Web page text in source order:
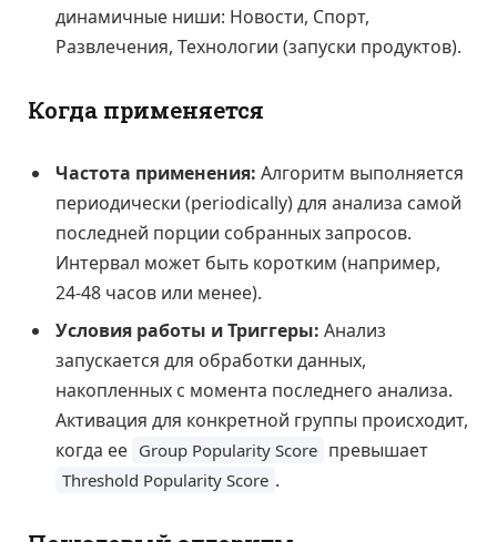
динамичные ниши: Новости, Спорт,
Развлечения, Технологии (запуски продуктов).
Когда применяется
Частота применения: Алгоритм выполняется
периодически (periodically) для анализа самой
последней порции собранных запросов.
Интервал может быть коротким (например,
24-48 часов или менее).
Условия работы и Триггеры: Анализ
запускается для обработки данных,
накопленных с момента последнего анализа.
Активация для конкретной группы происходит,
когда ее Group Popularity Score превышает
Threshold Popularity Score .